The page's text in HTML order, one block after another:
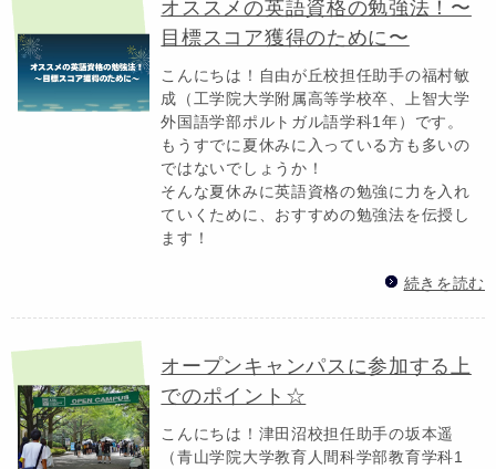
オススメの英語資格の勉強法！〜
目標スコア獲得のために〜
こんにちは！自由が丘校担任助手の福村敏
成（工学院大学附属高等学校卒、上智大学
外国語学部ポルトガル語学科1年）です。
もうすでに夏休みに入っている方も多いの
ではないでしょうか！
そんな夏休みに英語資格の勉強に力を入れ
ていくために、おすすめの勉強法を伝授し
ます！
続きを読む
オープンキャンパスに参加する上
でのポイント☆
こんにちは！津田沼校担任助手の坂本遥
（青山学院大学教育人間科学部教育学科1